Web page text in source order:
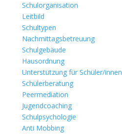
Schulorganisation
Leitbild
Schultypen
Nachmittagsbetreuung
Schulgebäude
Hausordnung
Unterstützung für Schüler/innen
Schülerberatung
Peermediation
Jugendcoaching
Schulpsychologie
Anti Mobbing